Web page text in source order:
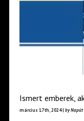
Ismert emberek,
március 17th, 2024 | by Napút